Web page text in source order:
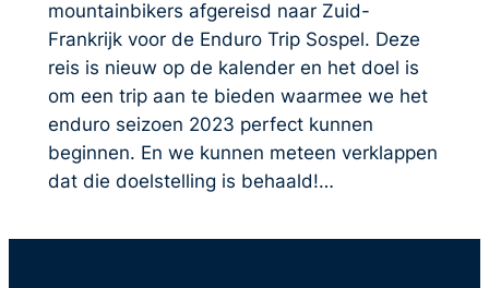
mountainbikers afgereisd naar Zuid-
Frankrijk voor de Enduro Trip Sospel. Deze
reis is nieuw op de kalender en het doel is
om een trip aan te bieden waarmee we het
enduro seizoen 2023 perfect kunnen
beginnen. En we kunnen meteen verklappen
dat die doelstelling is behaald!…